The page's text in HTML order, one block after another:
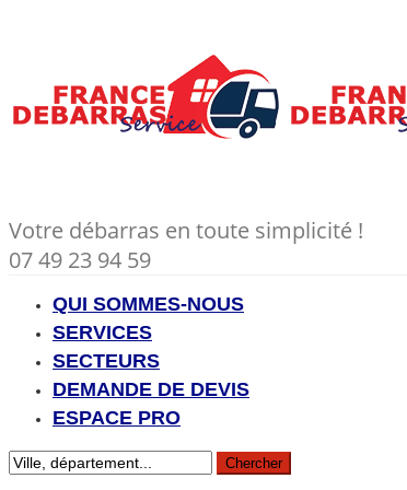
Votre débarras en toute simplicité !
07 49 23 94 59
QUI SOMMES-NOUS
SERVICES
SECTEURS
DEMANDE DE DEVIS
ESPACE PRO